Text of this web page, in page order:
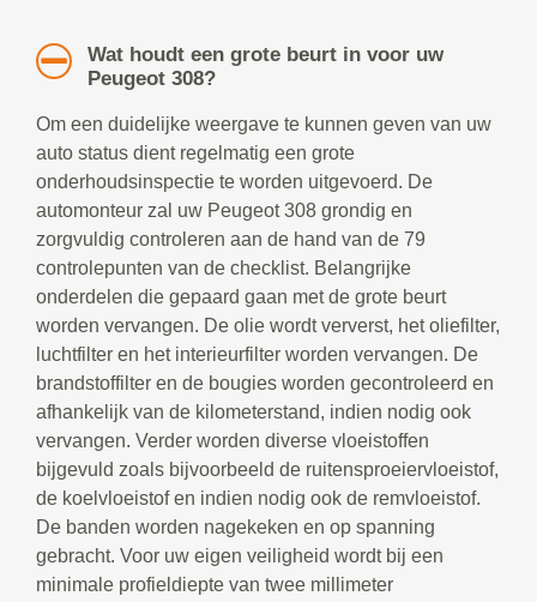
Wat houdt een grote beurt in voor uw
Peugeot 308?
Om een duidelijke weergave te kunnen geven van uw
auto status dient regelmatig een grote
onderhoudsinspectie te worden uitgevoerd. De
automonteur zal uw Peugeot 308 grondig en
zorgvuldig controleren aan de hand van de 79
controlepunten van de checklist. Belangrijke
onderdelen die gepaard gaan met de grote beurt
worden vervangen. De olie wordt ververst, het oliefilter,
luchtfilter en het interieurfilter worden vervangen. De
brandstoffilter en de bougies worden gecontroleerd en
afhankelijk van de kilometerstand, indien nodig ook
vervangen. Verder worden diverse vloeistoffen
bijgevuld zoals bijvoorbeeld de ruitensproeiervloeistof,
de koelvloeistof en indien nodig ook de remvloeistof.
De banden worden nagekeken en op spanning
gebracht. Voor uw eigen veiligheid wordt bij een
minimale profieldiepte van twee millimeter